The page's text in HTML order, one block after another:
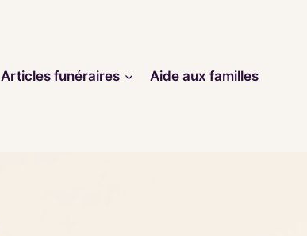
Articles funéraires Aide aux familles